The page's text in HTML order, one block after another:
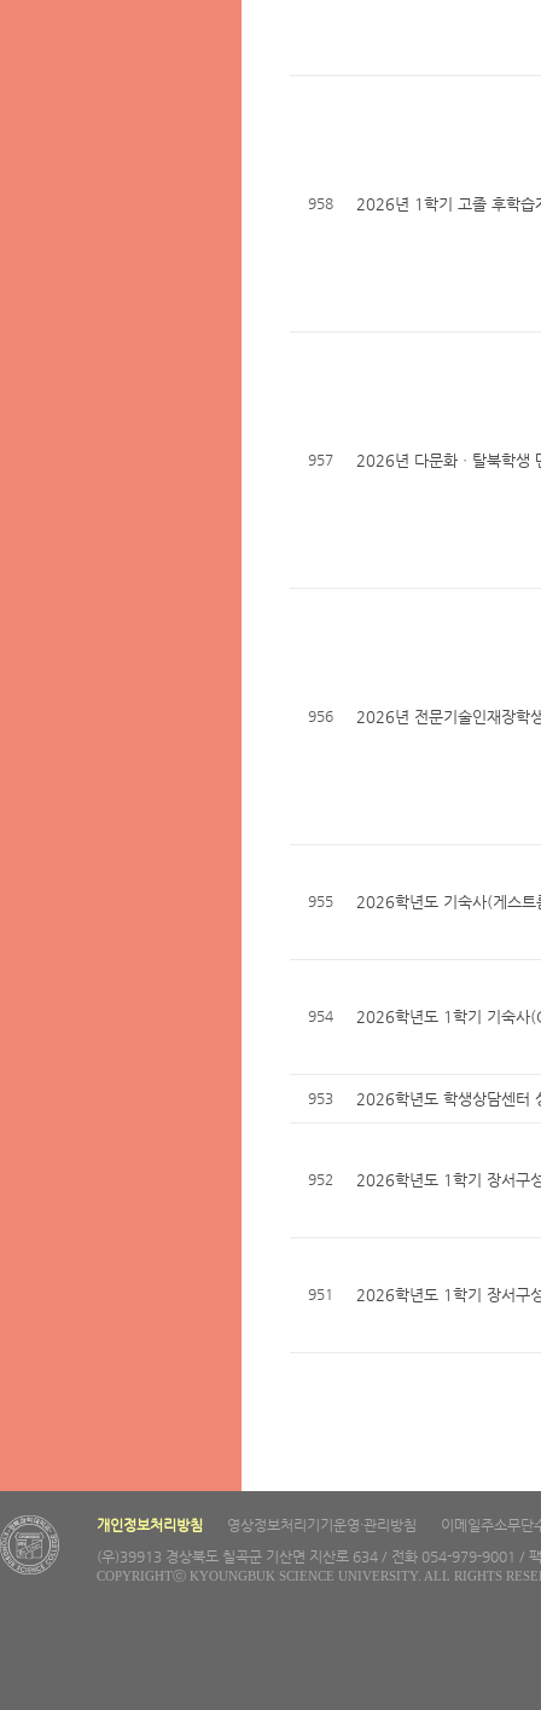
958 2026년 1학기 고졸 후학습
957 2026년 다문화ㆍ탈북학생
956 2026년 전문기술인재장학
955 2026학년도 기숙사(게스트
954 2026학년도 1학기 기숙사
953 2026학년도 학생상담센터
952 2026학년도 1학기 장서구
951 2026학년도 1학기 장서구
개인정보처리방침 영상정보처리기기운영·관리방침
이메일주소무단
(우)39913 경상북도 칠곡군 기산면 지산로 634 / 전화 054-979-9001 /
COPYRIGHTⓒ KYOUNGBUK SCIENCE UNIVERSITY. ALL RIGHTS